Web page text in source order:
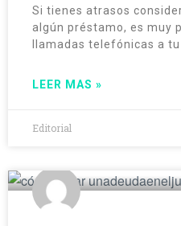
Si tienes atrasos
algún préstamo, es muy
llamadas telefónicas a
LEER MAS »
Editorial